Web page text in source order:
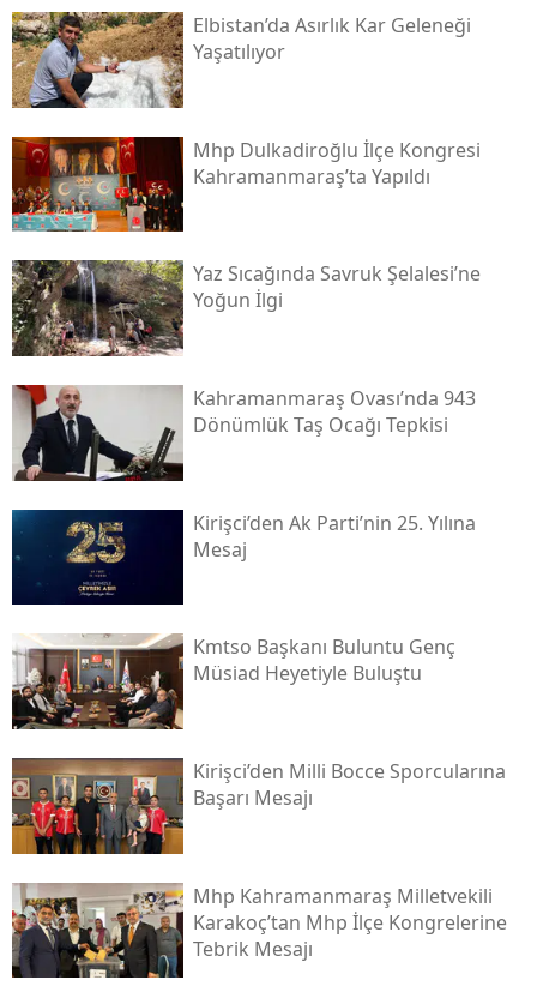
Elbistan’da Asırlık Kar Geleneği
Yaşatılıyor
Mhp Dulkadiroğlu İlçe Kongresi
Kahramanmaraş’ta Yapıldı
Yaz Sıcağında Savruk Şelalesi’ne
Yoğun İlgi
Kahramanmaraş Ovası’nda 943
Dönümlük Taş Ocağı Tepkisi
Kirişci’den Ak Parti’nin 25. Yılına
Mesaj
Kmtso Başkanı Buluntu Genç
Müsi̇ad Heyetiyle Buluştu
Kirişci’den Milli Bocce Sporcularına
Başarı Mesajı
Mhp Kahramanmaraş Milletvekili
Karakoç’tan Mhp İlçe Kongrelerine
Tebrik Mesajı